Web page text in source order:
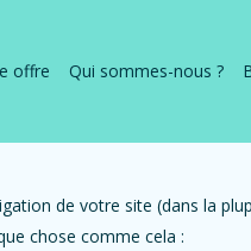
offre Qui sommes-nous ?
de votre site (dans la
chose comme cela :